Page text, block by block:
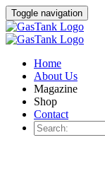
Toggle navigation
Home
About Us
Magazine
Shop
Contact